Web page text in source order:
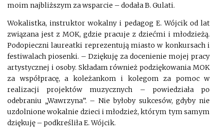
moim najbliższym za wsparcie – dodała B. Gulati.
Wokalistka, instruktor wokalny i pedagog E. Wójcik od lat
związana jest z MOK, gdzie pracuje z dziećmi i młodzieżą.
Podopieczni laureatki reprezentują miasto w konkursach i
festiwalach piosenki. – Dziękuję za docenienie mojej pracy
artystycznej i osoby. Składam również podziękowania MOK
za współpracę, a koleżankom i kolegom za pomoc w
realizacji projektów muzycznych – powiedziała po
odebraniu „Wawrzyna”. – Nie byłoby sukcesów, gdyby nie
uzdolnione wokalnie dzieci i młodzież, którym tym samym
dziękuję – podkreśliła E. Wójcik.